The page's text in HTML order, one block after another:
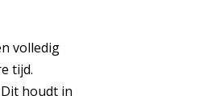
volledig
tijd.
houdt in